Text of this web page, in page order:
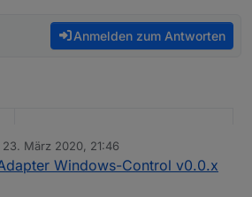
Anmelden zum Antworten
0.1.0
Version 0.0.1: 24.03.2020, aktuelle
23. März 2020, 21:46
von
Windows-Control v0.0.x